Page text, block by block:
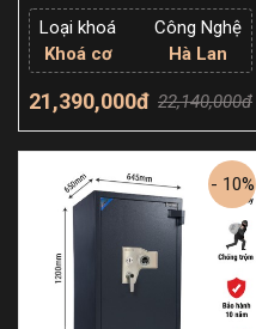
Loại khoá
Khoá cơ
Công Nghệ
Hà Lan
21,390,000đ 22,140,000đ
Thêm giỏ hàng
- 10%